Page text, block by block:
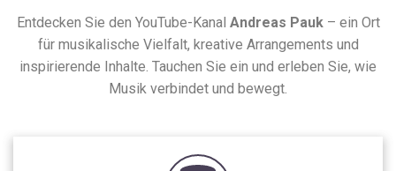
Entdecken Sie den YouTube-Kanal Andreas Pauk– ein Ort
für musikalische Vielfalt, kreative Arrangements und
inspirierende Inhalte. Tauchen Sie ein und erleben Sie, wie
Musik verbindet und bewegt.